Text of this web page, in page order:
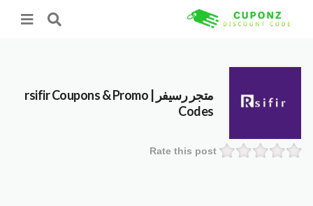
متجر رسيفر | rsifir Coupons & Promo
Codes
Rate this post